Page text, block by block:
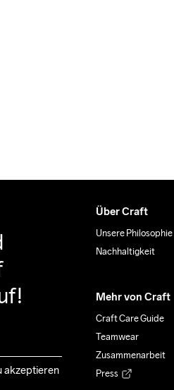
akzeptieren
Über Craft
Unsere Philosophie
Nachhaltigkeit
Mehr von Craft
Craft Care Guide
Teamwear
Zusammenarbeit
Press